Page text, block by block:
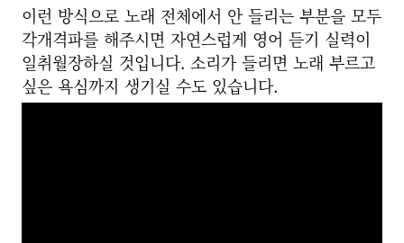
이런 방식으로 노래 전체에서 안 들리는 부분을 모두
각개격파를 해주시면 자연스럽게 영어 듣기 실력이
일취월장하실 것입니다. 소리가 들리면 노래 부르고
싶은 욕심까지 생기실 수도 있습니다.